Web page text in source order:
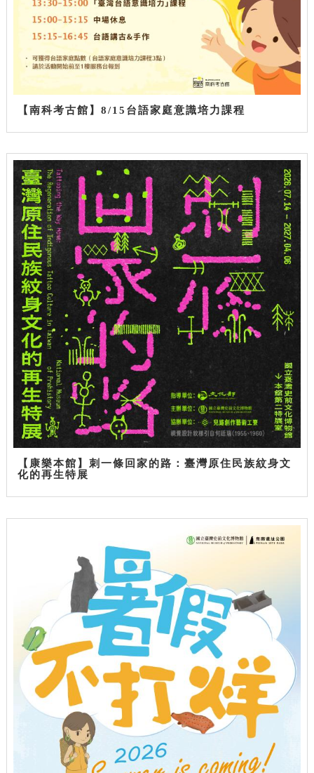
【南科考古館】8/15台語家庭意識培力課程
【康樂本館】刺一條回家的路：臺灣原住民族紋身文
化的再生特展